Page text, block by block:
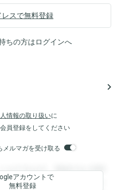
レスで無料登録
ちの方はログインへ
navigate_next
情報の取り扱いに
員登録をしてください
ルマガを受け取る
ができます。登録すると回答
録すると回答を閲覧すること
アカウントで
無料登録